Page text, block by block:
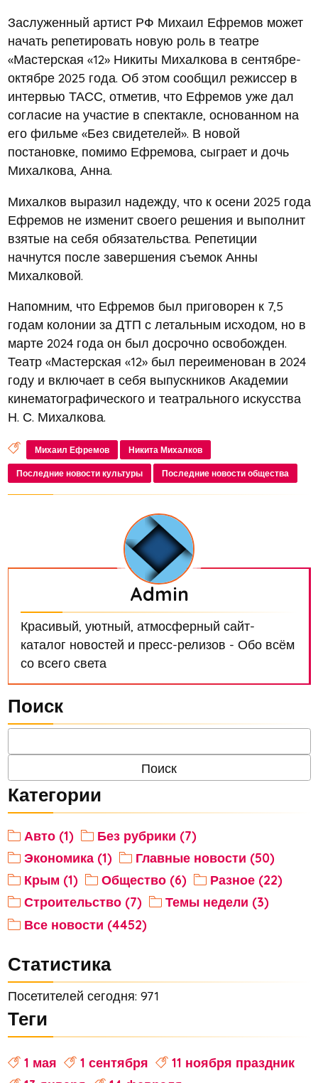
Заслуженный артист РФ Михаил Ефремов может
начать репетировать новую роль в театре
«Мастерская «12» Никиты Михалкова в сентябре-
октябре 2025 года. Об этом сообщил режиссер в
интервью ТАСС, отметив, что Ефремов уже дал
согласие на участие в спектакле, основанном на
его фильме «Без свидетелей». В новой
постановке, помимо Ефремова, сыграет и дочь
Михалкова, Анна.
Михалков выразил надежду, что к осени 2025 года
Ефремов не изменит своего решения и выполнит
взятые на себя обязательства. Репетиции
начнутся после завершения съемок Анны
Михалковой.
Напомним, что Ефремов был приговорен к 7,5
годам колонии за ДТП с летальным исходом, но в
марте 2024 года он был досрочно освобожден.
Театр «Мастерская «12» был переименован в 2024
году и включает в себя выпускников Академии
кинематографического и театрального искусства
Н. С. Михалкова.
Михаил Ефремов Никита Михалков
Последние новости культуры Последние новости общества
Admin
Красивый, уютный, атмосферный сайт-
каталог новостей и пресс-релизов - Обо всём
со всего света
Поиск
Категории
Авто (1)
Без рубрики (7)
Экономика (1)
Главные новости (50)
Крым (1)
Общество (6)
Разное (22)
Строительство (7)
Темы недели (3)
Все новости (4452)
Статистика
Посетителей сегодня: 971
Теги
1 мая 1 сентября
11 ноября праздник